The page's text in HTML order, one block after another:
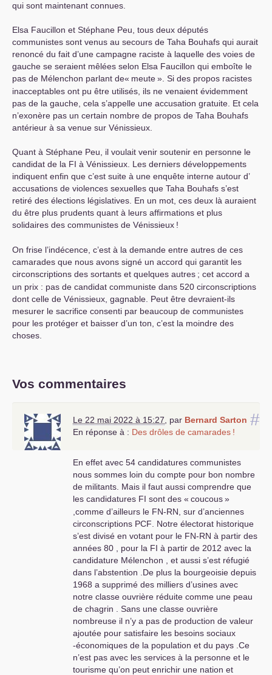
qui sont maintenant connues.
Elsa Faucillon et Stéphane Peu, tous deux députés
communistes sont venus au secours de Taha Bouhafs qui aurait
renoncé du fait d’une campagne raciste à laquelle des voies de
gauche se seraient mêlées selon Elsa Faucillon qui emboîte le
pas de Mélenchon parlant de« meute». Si des propos racistes
inacceptables ont pu être utilisés, ils ne venaient évidemment
pas de la gauche, cela s’appelle une accusation gratuite. Et cela
n’exonère pas un certain nombre de propos de Taha Bouhafs
antérieur à sa venue sur Vénissieux.
Quant à Stéphane Peu, il voulait venir soutenir en personne le
candidat de la FI à Vénissieux. Les derniers développements
indiquent enfin que c’est suite à une enquête interne autour d’
accusations de violences sexuelles que Taha Bouhafs s’est
retiré des élections législatives. En un mot, ces deux là auraient
du être plus prudents quant à leurs affirmations et plus
solidaires des communistes de Vénissieux !
On frise l’indécence, c’est à la demande entre autres de ces
camarades que nous avons signé un accord qui garantit les
circonscriptions des sortants et quelques autres ; cet accord a
un prix : pas de candidat communiste dans 520 circonscriptions
dont celle de Vénissieux, gagnable. Peut être devraient-ils
mesurer le sacrifice consenti par beaucoup de communistes
pour les protéger et baisser d’un ton, c’est la moindre des
choses.
Vos commentaires
#
Le 22 mai 2022 à 15:27 par Bernard Sarton
En réponse à : Des drôles de camarades !
En effet avec 54 candidatures communistes
nous sommes loin du compte pour bon nombre
de militants. Mais il faut aussi comprendre que
les candidatures FI sont des « coucous»
,comme d’ailleurs le FN-RN , sur d’anciennes
circonscriptions PCF . Notre électorat historique
s’est divisé en votant pour le FN-RN à partir des
années 80 , pour la FI à partir de 2012 avec la
candidature Mélenchon , et aussi s’est réfugié
dans l’abstention .De plus la bourgeoisie depuis
1968 a supprimé des milliers d’usines avec
notre classe ouvrière réduite comme une peau
de chagrin . Sans une classe ouvrière
nombreuse il n’y a pas de production de valeur
ajoutée pour satisfaire les besoins sociaux
-économiques de la population et du pays .Ce
n’est pas avec les services à la personne et le
tourisme qu’on peut enrichir une nation et